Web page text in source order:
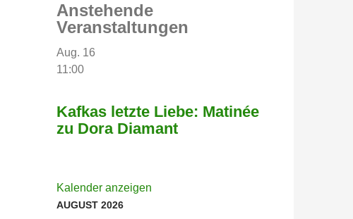
Anstehende
Veranstaltungen
Aug. 16
11:00
Kafkas letzte Liebe: Matinée
zu Dora Diamant
Kalender anzeigen
AUGUST 2026